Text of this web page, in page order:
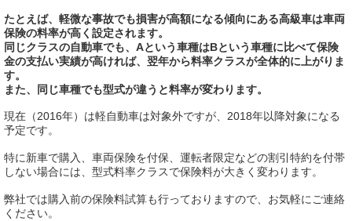
たとえば、軽微な事故でも損害が高額になる傾向にある高級車は車両
保険の料率が高く設定されます。
同じクラスの自動車でも、Aという車種はBという車種に比べて保険
金の支払い実績が高ければ、翌年から料率クラスが全体的に上がりま
す。
また、同じ車種でも型式が違うと料率が変わります。
現在（2016年）は軽自動車は対象外ですが、2018年以降対象になる
予定です。
特に新車で購入、車両保険を付保、運転者限定などの割引特約を付帯
しない場合には、型式料率クラスで保険料が大きく変わります。
弊社では購入前の保険料試算も行っておりますので、お気軽にご連絡
ください。